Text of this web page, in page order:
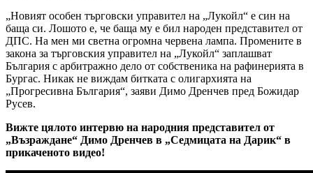
„Новият особен търговски управител на „Лукойл“ е син на
баща си. Лошото е, че баща му е бил народен представител от
ДПС. На мен ми светна огромна червена лампа. Промените в
закона за търговския управител на „Лукойл“ заплашват
България с арбитражно дело от собственика на рафинерията в
Бургас. Никак не виждам битката с олигархията на
„Прогресивна България“, заяви Димо Дренчев пред Божидар
Русев.
Вижте цялото интервю на народния представител от
„Възраждане“ Димо Дренчев в „Седмицата на Дарик“ в
прикаченото видео!